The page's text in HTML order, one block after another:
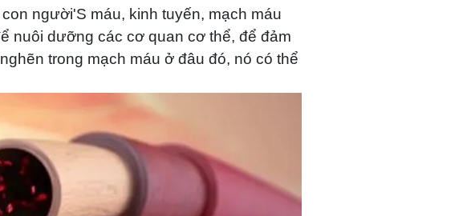
người'S máu, kinh tuyến, mạch máu
nuôi dưỡng các cơ quan cơ thể, để đảm
trong mạch máu ở đâu đó, nó có thể